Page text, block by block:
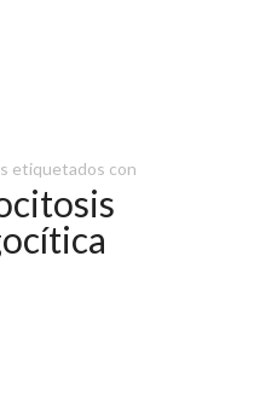
etiquetados con